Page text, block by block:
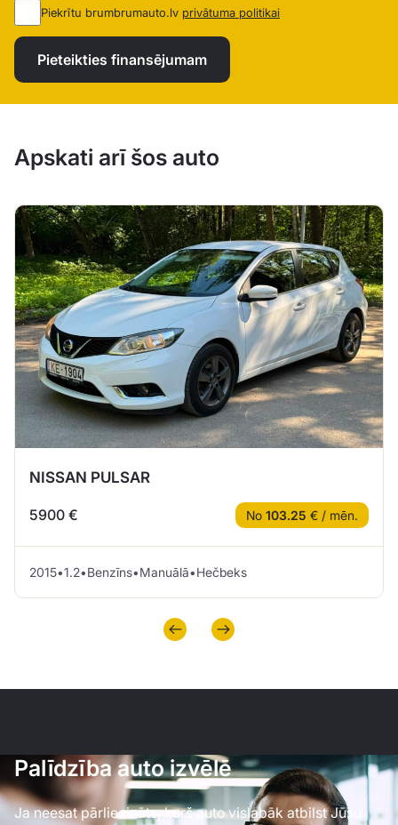
Piekrītu brumbrumauto.lv privātuma politikai
Pieteikties finansējumam
Apskati arī šos auto
NISSAN PULSAR
5900 € No 103.25 € / mēn.
2015•1.2•Benzīns•Manuālā•Hečbeks
Palīdzība auto izvēlē
Ja neesat pārliecināts, kurš auto vislabāk atbilst Jūsu